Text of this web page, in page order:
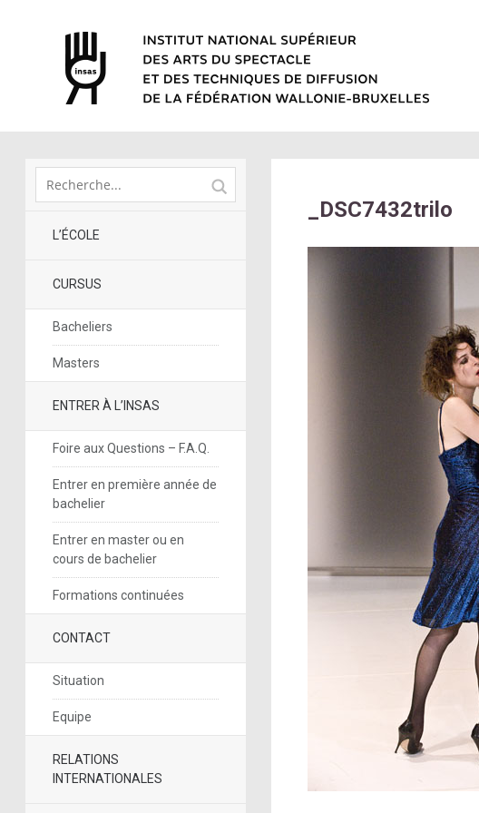
L’ÉCOLE
CURSUS
Bacheliers
Masters
ENTRER À L’INSAS
Foire aux Questions – F.A.Q.
Entrer en première année de
bachelier
Entrer en master ou en
cours de bachelier
Formations continuées
CONTACT
Situation
Equipe
RELATIONS
INTERNATIONALES
_DSC7432trilo